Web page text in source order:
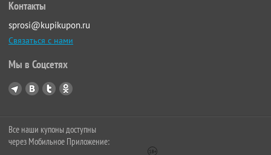
Контакты
sprosi@kupikupon.ru
Связаться с нами
Мы в Соцсетях
Все наши купоны доступны
через Мобильное Приложение: